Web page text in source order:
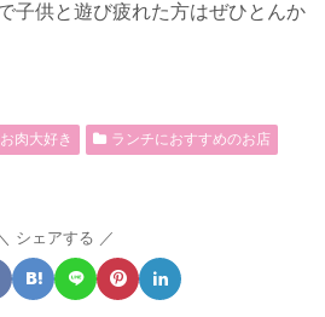
子供と遊び疲れた方はぜひとんか
お肉大好き
ランチにおすすめのお店
シェアする